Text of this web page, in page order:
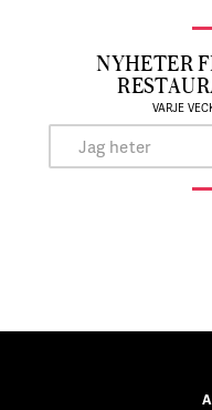
NYHETER
VARJE